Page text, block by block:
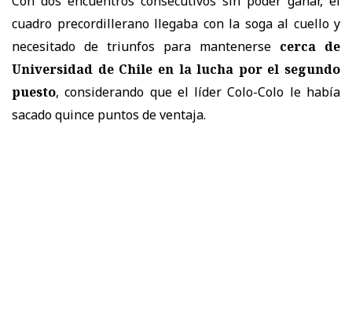
cuadro precordillerano llegaba con la soga al cuello y
necesitado de triunfos para mantenerse cerca de
Universidad de Chile en la lucha por el segundo
puesto, considerando que el líder Colo-Colo le había
sacado quince puntos de ventaja.